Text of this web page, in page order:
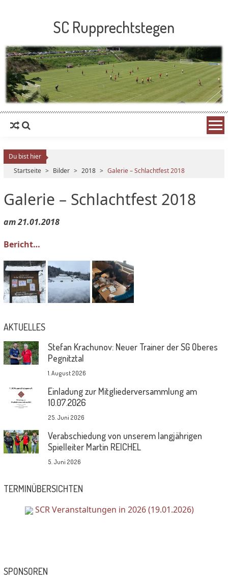
SC Rupprechtstegen
Du bist hier
Startseite > Bilder > 2018 > Galerie – Schlachtfest 2018
Galerie – Schlachtfest 2018
am 21.01.2018
Bericht…
AKTUELLES
Stefan Krachunov: Neuer Trainer der SG Oberes
Pegnitztal
1. August 2026
Einladung zur Mitgliederversammlung am
10.07.2026
25. Juni 2026
Verabschiedung von unserem langjährigen
Spielleiter Martin REICHEL
5. Juni 2026
TERMINÜBERSICHTEN
SCR Veranstaltungen in 2026 (19.01.2026)
SPONSOREN